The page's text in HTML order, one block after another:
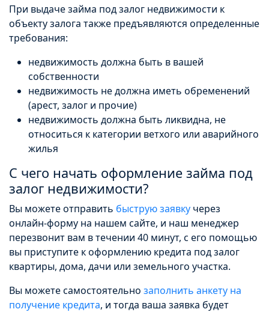
При выдаче займа под залог недвижимости к
объекту залога также предъявляются определенные
требования:
недвижимость должна быть в вашей
собственности
недвижимость не должна иметь обременений
(арест, залог и прочие)
недвижимость должна быть ликвидна, не
относиться к категории ветхого или аварийного
жилья
С чего начать оформление займа под
залог недвижимости?
Вы можете отправить быструю заявку через
онлайн-форму на нашем сайте, и наш менеджер
перезвонит вам в течении 40 минут, с его помощью
вы приступите к оформлению кредита под залог
квартиры, дома, дачи или земельного участка.
Вы можете самостоятельно заполнить анкету на
получение кредита, и тогда ваша заявка будет